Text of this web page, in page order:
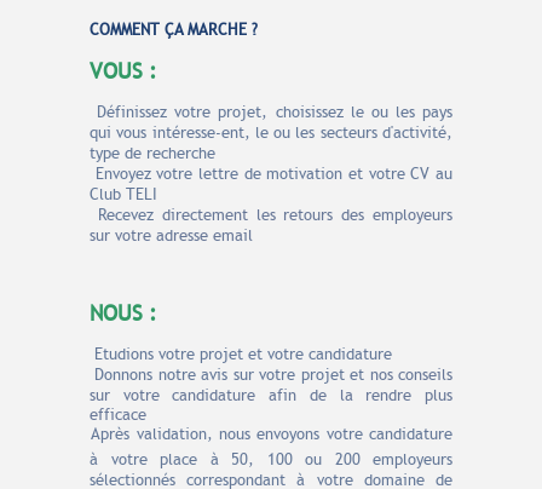
COMMENT ÇA MARCHE ?
VOUS :
Définissez votre projet, choisissez le ou les pays
qui vous intéresse-ent, le ou les secteurs d'activité,
type de recherche
Envoyez votre lettre de motivation et votre CV au
Club TELI
Recevez directement les retours des employeurs
sur votre adresse email
NOUS :
Etudions votre projet et votre candidature
Donnons notre avis sur votre projet et nos conseils
sur votre candidature afin de la rendre plus
efficace
Après validation, nous envoyons votre candidature
à votre place à 50, 100 ou 200 employeurs
sélectionnés correspondant à votre domaine de